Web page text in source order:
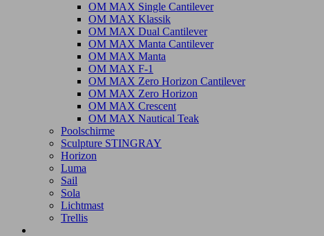
OM MAX Single Cantilever
OM MAX Klassik
OM MAX Dual Cantilever
OM MAX Manta Cantilever
OM MAX Manta
OM MAX F-1
OM MAX Zero Horizon Cantilever
OM MAX Zero Horizon
OM MAX Crescent
OM MAX Nautical Teak
Poolschirme
Sculpture STINGRAY
Horizon
Luma
Sail
Sola
Lichtmast
Trellis